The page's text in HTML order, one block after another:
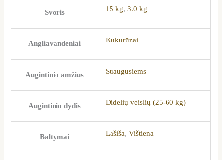
Svoris 15 kg,3.0 kg
Angliavandeniai Kukurūzai
Augintinio amžius Suaugusiems
Augintinio dydis Didelių veislių (25-60 kg)
Baltymai Lašiša,Vištiena